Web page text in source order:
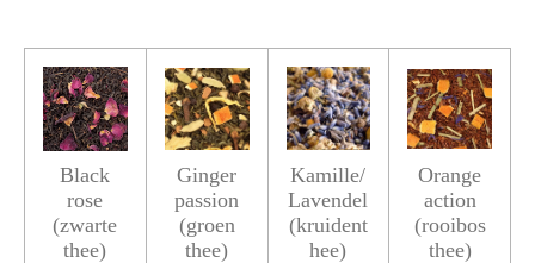
Black
rose
(zwarte
thee)
Ginger
passion
(groen
thee)
Kamille/
Lavendel
(kruident
hee)
Orange
action
(rooibos
thee)